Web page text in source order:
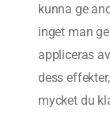
kunna ge
inget man
appliceras
dess
mycket du